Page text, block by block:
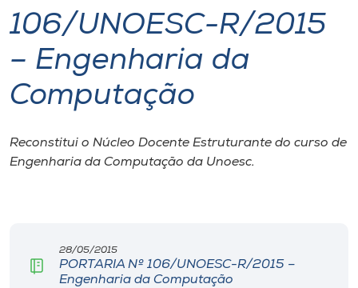
I.nova
Diplomados
Editora
106/UNOESC-R/2015
– Engenharia da
Computação
Reconstitui o Núcleo Docente Estruturante do curso de
Engenharia da Computação da Unoesc.
28/05/2015
PORTARIA Nº 106/UNOESC-R/2015 –
Engenharia da Computação